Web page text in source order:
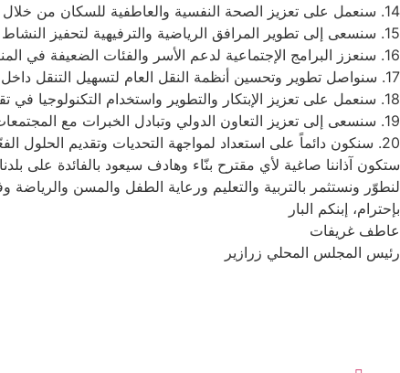
14.⁠ ⁠سنعمل على تعزيز الصحة النفسية والعاطفية للسكان من خلال توفير الدعم اللازم.
15.⁠ ⁠سنسعى إلى تطوير المرافق الرياضية والترفيهية لتحفيز النشاط البدني والترفيه.
16.⁠ ⁠سنعزز البرامج الإجتماعية لدعم الأسر والفئات الضعيفة في المنطقة.
17.⁠ ⁠سنواصل تطوير وتحسين أنظمة النقل العام لتسهيل التنقل داخل القرية وخارجها.
18.⁠ ⁠سنعمل على تعزيز الإبتكار والتطوير واستخدام التكنولوجيا في تقديم الخدمات الحكومية.
19.⁠ ⁠سنسعى إلى تعزيز التعاون الدولي وتبادل الخبرات مع المجتمعات الأخرى.
20.⁠ ⁠سنكون دائماً على استعداد لمواجهة التحديات وتقديم الحلول الفعّالة لتحقيق رفاهية وازدهار المجتمع المحلي.
ستكون آذاننا صاغية لأي مقترح بنّاء وهادف سيعود بالفائدة على
لنطوّر ونستثمر بالتربية والتعليم ورعاية الطفل والمسن والرياضة
بإحترام، إبنكم البار
عاطف غريفات
رئيس المجلس المحلي زرازير